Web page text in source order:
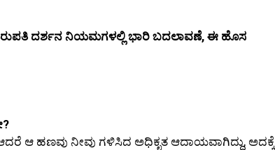
ದರ್ಶನ ನಿಯಮಗಳಲ್ಲಿ ಭಾರಿ ಬದಲಾವಣೆ, ಈ ಹೊಸ
ಆ ಹಣವು ನೀವು ಗಳಿಸಿದ ಅಧಿಕೃತ ಆದಾಯವಾಗಿದ್ದು, ಅದಕ್ಕೆ